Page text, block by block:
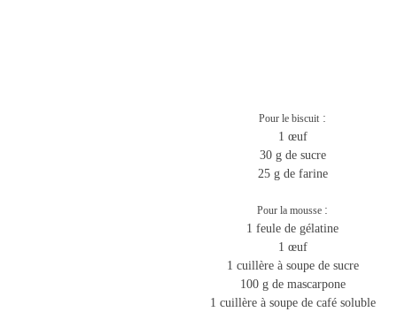
Pour le biscuit :
1 œuf
30 g de sucre
25 g de farine
Pour la mousse :
1 feule de gélatine
1 œuf
1 cuillère à soupe de sucre
100 g de mascarpone
1 cuillère à soupe de café soluble